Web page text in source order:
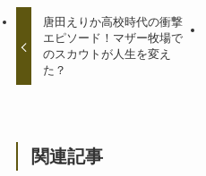
唐田えりか高校時代の衝撃
エピソード！マザー牧場で
のスカウトが人生を変え
た？
関連記事